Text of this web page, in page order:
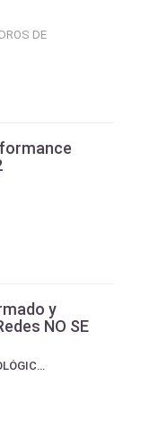
DE
y
NO SE
UTN UNIVERSIDAD TECNOLÓGICA NACIONAL